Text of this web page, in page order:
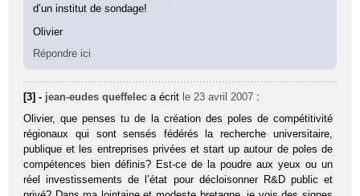
d’un institut de sondage!
Olivier
Répondre ici
[3] - jean-eudes queffelec a écrit le 23 avril 2007 :
Olivier, que penses tu de la création des poles de compétitivité
régionaux qui sont sensés fédérés la recherche universitaire,
publique et les entreprises privées et start up autour de poles de
compétences bien définis? Est-ce de la poudre aux yeux ou un
réel investissements de l’état pour décloisonner R&D public et